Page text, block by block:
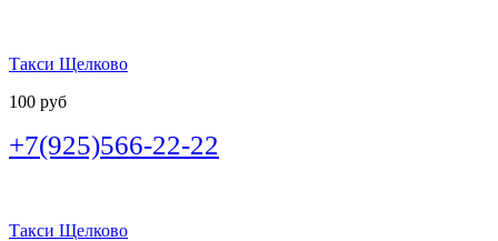
Такси Щелково
100 руб
+7(925)566-22-22
Такси Щелково